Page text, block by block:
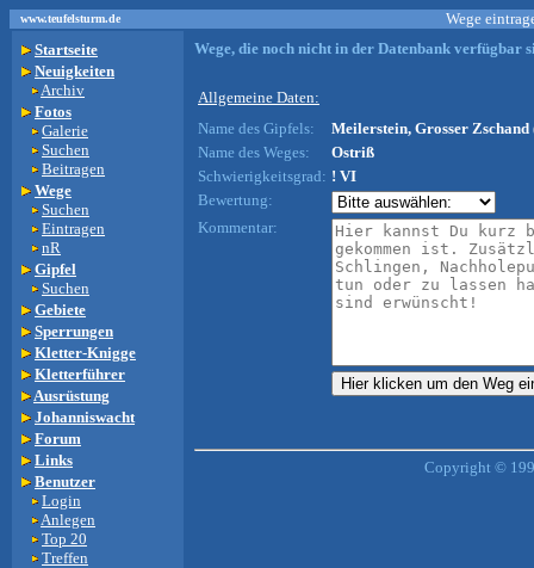
www.teufelsturm.de
Wege
Startseite
Neuigkeiten
Archiv
Fotos
Galerie
Suchen
Beitragen
Wege
Suchen
Eintragen
nR
Gipfel
Suchen
Gebiete
Sperrungen
Kletter-Knigge
Kletterführer
Ausrüstung
Johanniswacht
Forum
Links
Benutzer
Login
Anlegen
Top 20
Treffen
Wege, die noch nicht in der Datenbank verfügbar
Allgemeine Daten:
Name des Gipfels:
Meilerstein, Grosser Zschand
Name des Weges:
Ostriß
Schwierigkeitsgrad: ! VI
Bewertung:
Kommentar:
Copyright ©